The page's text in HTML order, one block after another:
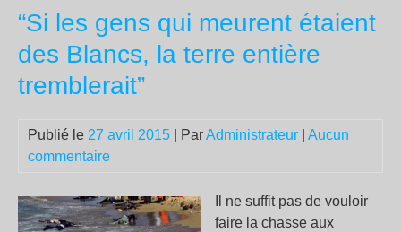
“Si les gens qui meurent étaient
des Blancs, la terre entière
tremblerait”
Publié le 27 avril 2015 | ParAdministrateur
Aucun
commentaire
Il ne suffit pas de vouloir
faire la chasse aux